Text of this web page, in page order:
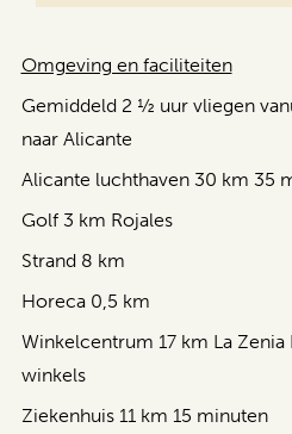
Omgeving en faciliteiten
Gemiddeld 2 ½ uur vliegen
naar Alicante
Alicante luchthaven 30 km 35
Golf 3 km Rojales
Strand 8 km
Horeca 0,5 km
Winkelcentrum 17 km La
winkels
Ziekenhuis 11 km 15 minuten